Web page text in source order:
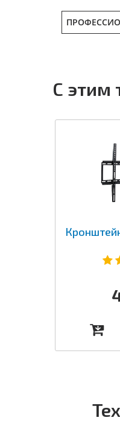
С этим